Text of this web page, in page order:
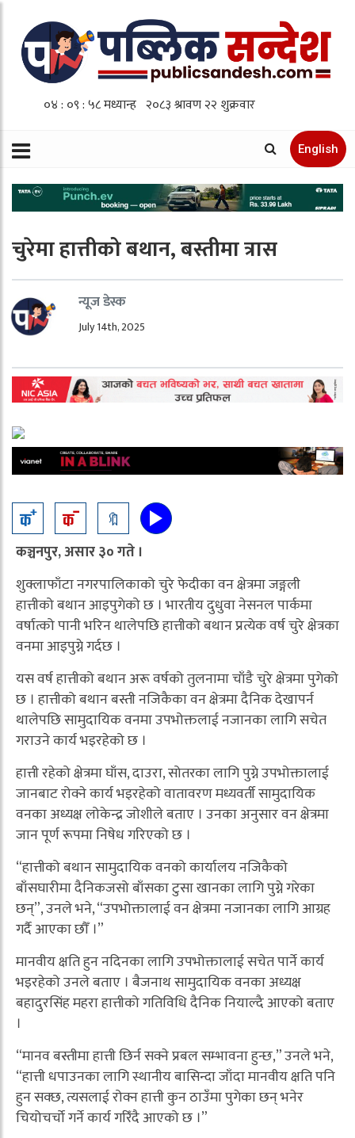
English
चुरेमा हात्तीको बथान, बस्तीमा त्रास
न्यूज डेस्क
July 14th, 2025
🔖
कञ्चनपुर, असार ३० गते ।
शुक्लाफाँटा नगरपालिकाको चुरे फेदीका वन क्षेत्रमा जङ्गली
हात्तीको बथान आइपुगेको छ । भारतीय दुधुवा नेसनल पार्कमा
वर्षात्को पानी भरिन थालेपछि हात्तीको बथान प्रत्येक वर्ष चुरे क्षेत्रका
वनमा आइपुग्ने गर्दछ ।
यस वर्ष हात्तीको बथान अरू वर्षको तुलनामा चाँडै चुरे क्षेत्रमा पुगेको
छ । हात्तीको बथान बस्ती नजिकैका वन क्षेत्रमा दैनिक देखापर्न
थालेपछि सामुदायिक वनमा उपभोक्तलाई नजानका लागि सचेत
गराउने कार्य भइरहेको छ ।
हात्ती रहेको क्षेत्रमा घाँस, दाउरा, सोतरका लागि पुग्ने उपभोक्तालाई
जानबाट रोक्ने कार्य भइरहेको वातावरण मध्यवर्ती सामुदायिक
वनका अध्यक्ष लोकेन्द्र जोशीले बताए । उनका अनुसार वन क्षेत्रमा
जान पूर्ण रूपमा निषेध गरिएको छ ।
“हात्तीको बथान सामुदायिक वनको कार्यालय नजिकैको
बाँसघारीमा दैनिकजसो बाँसका टुसा खानका लागि पुग्ने गरेका
छन्”, उनले भने, “उपभोक्तालाई वन क्षेत्रमा नजानका लागि आग्रह
गर्दै आएका छौँ ।”
मानवीय क्षति हुन नदिनका लागि उपभोक्तालाई सचेत पार्ने कार्य
भइरहेको उनले बताए । बैजनाथ सामुदायिक वनका अध्यक्ष
बहादुरसिंह महरा हात्तीको गतिविधि दैनिक नियाल्दै आएको बताए
।
“मानव बस्तीमा हात्ती छिर्न सक्ने प्रबल सम्भावना हुन्छ,” उनले भने,
“हात्ती धपाउनका लागि स्थानीय बासिन्दा जाँदा मानवीय क्षति पनि
हुन सक्छ, त्यसलाई रोक्न हात्ती कुन ठाउँमा पुगेका छन् भनेर
चियोचर्चो गर्ने कार्य गरिँदै आएको छ ।”